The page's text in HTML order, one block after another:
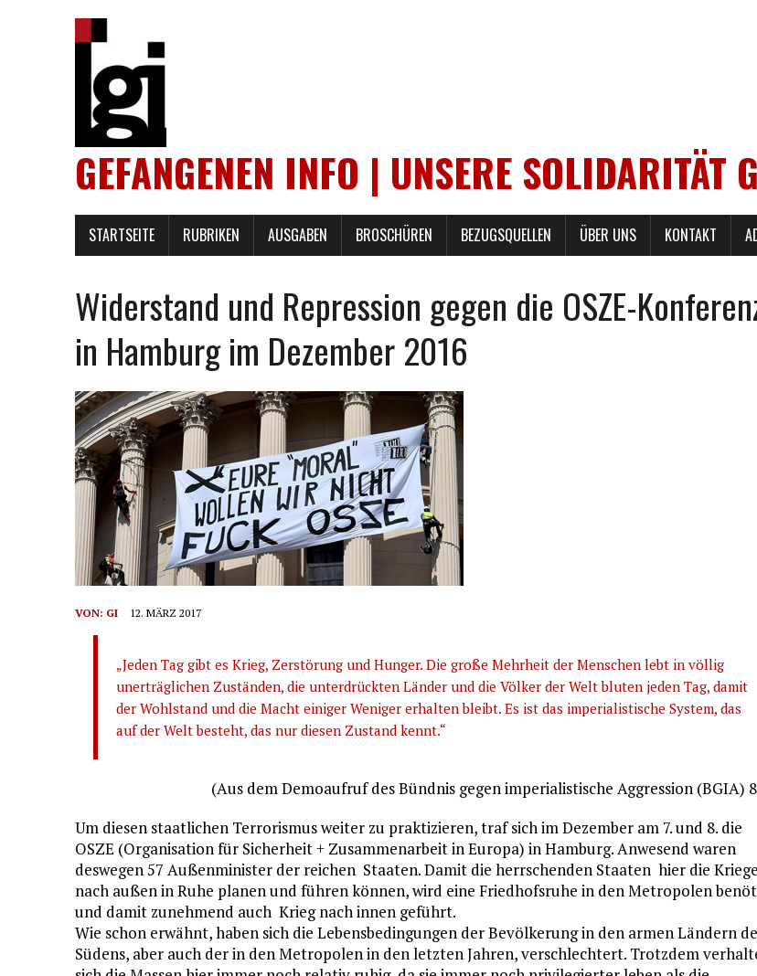
GEFANGENEN INFO | UNSERE SOLIDARITÄT
STARTSEITE RUBRIKEN AUSGABEN BROSCHÜREN BEZUGSQUELLEN ÜBER UNS KONTAKT
Widerstand und Repression gegen die OSZE-
in Hamburg im Dezember 2016
VON: GI 12. MÄRZ 2017
„Jeden Tag gibt es Krieg, Zerstörung und Hunger. Die große Mehrheit der Menschen lebt in völlig
unerträglichen Zuständen, die unterdrückten Länder und die Völker der Welt bluten jeden Tag, damit
der Wohlstand und die Macht einiger Weniger erhalten bleibt. Es ist das imperialistische System, das
auf der Welt besteht, das nur diesen Zustand kennt.“
(Aus dem Demoaufruf des Bündnis gegen imperialistische Aggression (BGIA)
Um diesen staatlichen Terrorismus weiter zu praktizieren, traf sich im Dezember am 7. und 8. die
OSZE (Organisation für Sicherheit + Zusammenarbeit in Europa) in Hamburg. Anwesend waren
deswegen 57 Außenminister der reichen Staaten. Damit die herrschenden Staaten hier die Kriege
nach außen in Ruhe planen und führen können, wird eine Friedhofsruhe in den Metropolen
und damit zunehmend auch Krieg nach innen geführt.
Wie schon erwähnt, haben sich die Lebensbedingungen der Bevölkerung in den armen Ländern
Südens, aber auch der in den Metropolen in den letzten Jahren, verschlechtert. Trotzdem